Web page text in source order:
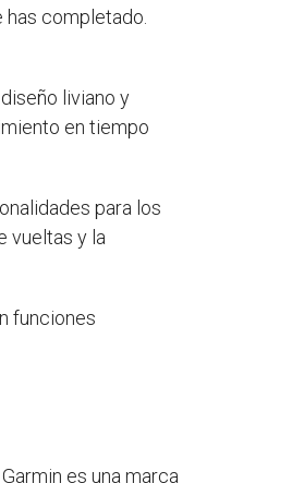
completado.
liviano y
en tiempo
para los
vueltas y la
funciones
es una marca